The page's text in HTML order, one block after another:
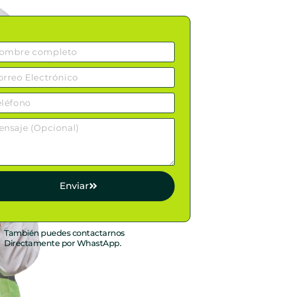
Enviar
También puedes contactarnos
Directamente por WhastApp.